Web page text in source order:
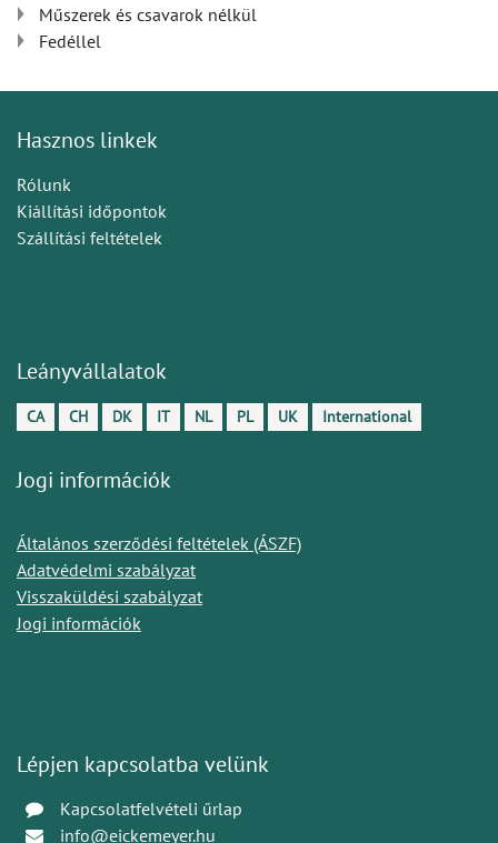
Műszerek és csavarok nélkül
Fedéllel
Hasznos linkek
Rólunk
Kiállítási időpontok
Szállítási feltételek
Leányvállalatok
CA CH DK IT NL PL UK International
Jogi információk
Általános szerződési feltételek (ÁSZF)
Adatvédelmi szabályzat
Visszaküldési szabályzat
Jogi információk
Lépjen kapcsolatba velünk
Kapcsolatfelvételi űrlap
info@eickemeyer.hu